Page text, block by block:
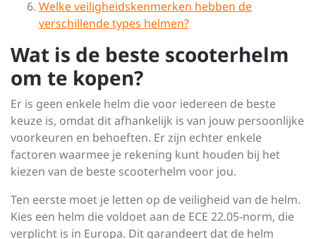
Welke veiligheidskenmerken hebben de
verschillende types helmen?
Wat is de beste scooterhelm
om te kopen?
Er is geen enkele helm die voor iedereen de beste
keuze is, omdat dit afhankelijk is van jouw persoonlijke
voorkeuren en behoeften. Er zijn echter enkele
factoren waarmee je rekening kunt houden bij het
kiezen van de beste scooterhelm voor jou.
Ten eerste moet je letten op de veiligheid van de helm.
Kies een helm die voldoet aan de ECE 22.05-norm, die
verplicht is in Europa. Dit garandeert dat de helm